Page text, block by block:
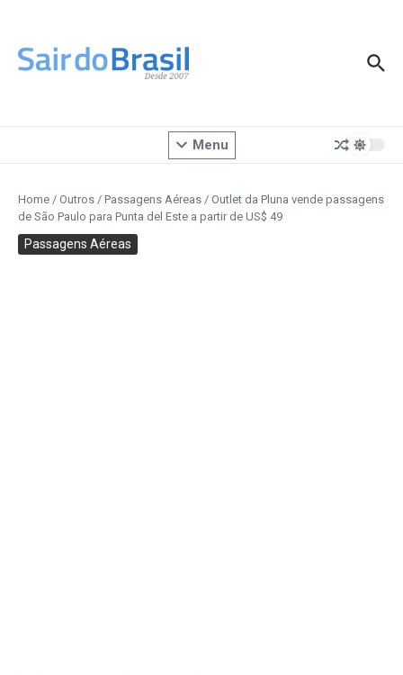
Menu
Home / Outros / Passagens Aéreas / Outlet da Pluna vende passagens
de São Paulo para Punta del Este a partir de US$ 49
Passagens Aéreas